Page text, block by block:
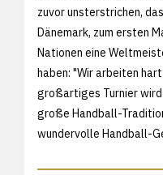
zuvor unsterstrichen,
Dänemark, zum ersten
Nationen eine
haben: "Wir arbeiten
großartiges Turnier
große Handball-
wundervolle Handball-